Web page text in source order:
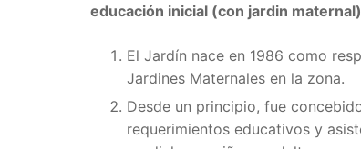
educación inicial (con jardin
El Jardín nace en 1986 como
Jardines Maternales en la zona.
Desde un principio, fue
requerimientos educativos y